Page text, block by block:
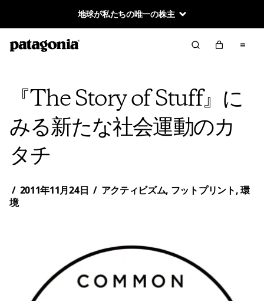
地球が私たちの唯一の株主
『The Story of Stuff』に
みる新たな社会運動のカ
タチ
/ 2011年11月24日 / アクティビズム, フットプリント,環
境